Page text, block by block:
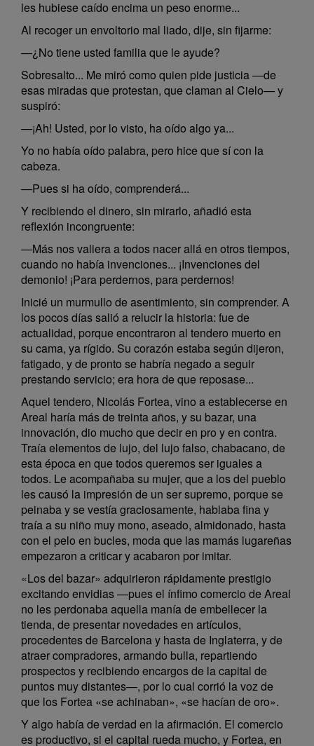
les hubiese caído encima un peso enorme...
Al recoger un envoltorio mal liado, dije, sin fijarme:
—¿No tiene usted familia que le ayude?
Sobresalto... Me miró como quien pide justicia —de
esas miradas que protestan, que claman al Cielo— y
suspiró:
—¡Ah! Usted, por lo visto, ha oído algo ya...
Yo no había oído palabra, pero hice que sí con la
cabeza.
—Pues si ha oído, comprenderá...
Y recibiendo el dinero, sin mirarlo, añadió esta
reflexión incongruente:
—Más nos valiera a todos nacer allá en otros tiempos,
cuando no había invenciones... ¡Invenciones del
demonio! ¡Para perdernos, para perdernos!
Inicié un murmullo de asentimiento, sin comprender. A
los pocos días salió a relucir la historia: fue de
actualidad, porque encontraron al tendero muerto en
su cama, ya rígido. Su corazón estaba según dijeron,
fatigado, y de pronto se habría negado a seguir
prestando servicio; era hora de que reposase...
Aquel tendero, Nicolás Fortea, vino a establecerse en
Areal haría más de treinta años, y su bazar, una
innovación, dio mucho que decir en pro y en contra.
Traía elementos de lujo, del lujo falso, chabacano, de
esta época en que todos queremos ser iguales a
todos. Le acompañaba su mujer, que a los del pueblo
les causó la impresión de un ser supremo, porque se
peinaba y se vestía graciosamente, hablaba fina y
traía a su niño muy mono, aseado, almidonado, hasta
con el pelo en bucles, moda que las mamás lugareñas
empezaron a criticar y acabaron por imitar.
«Los del bazar» adquirieron rápidamente prestigio
excitando envidias —pues el ínfimo comercio de Areal
no les perdonaba aquella manía de embellecer la
tienda, de presentar novedades en artículos,
procedentes de Barcelona y hasta de Inglaterra, y de
atraer compradores, armando bulla, repartiendo
prospectos y recibiendo encargos de la capital de
puntos muy distantes—, por lo cual corrió la voz de
que los Fortea «se achinaban», «se hacían de oro».
Y algo había de verdad en la afirmación. El comercio
es productivo, si el capital rueda mucho, y Fortea, en